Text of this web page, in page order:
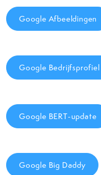
Google Afbeeldingen
Google Bedrijfsprofiel
Google BERT-update
Google Big Daddy